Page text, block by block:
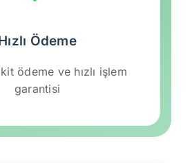
Ödeme
ödeme ve hızlı işlem
garantisi